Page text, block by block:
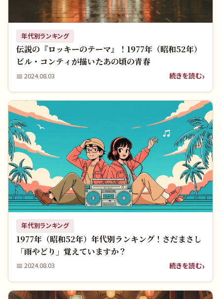
年代別ランキング
伝説の『ロッキーのテーマ』！1977年（昭和52年）
ビル・コンティが描いたあの頃の青春
📅 2024.08.03 続きを読む
年代別ランキング
1977年（昭和52年）年代別ランキング！さだまさし
「雨やどり」覚えていますか？
📅 2024.08.03 続きを読む